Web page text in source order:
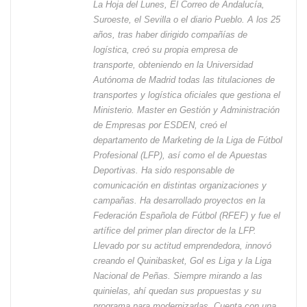
La Hoja del Lunes, El Correo de Andalucía,
Suroeste, el Sevilla o el diario Pueblo. A los 25
años, tras haber dirigido compañías de
logística, creó su propia empresa de
transporte, obteniendo en la Universidad
Autónoma de Madrid todas las titulaciones de
transportes y logística oficiales que gestiona el
Ministerio. Master en Gestión y Administración
de Empresas por ESDEN, creó el
departamento de Marketing de la Liga de Fútbol
Profesional (LFP), así como el de Apuestas
Deportivas. Ha sido responsable de
comunicación en distintas organizaciones y
campañas. Ha desarrollado proyectos en la
Federación Española de Fútbol (RFEF) y fue el
artífice del primer plan director de la LFP.
Llevado por su actitud emprendedora, innovó
creando el Quinibasket, Gol es Liga y la Liga
Nacional de Peñas. Siempre mirando a las
quinielas, ahí quedan sus propuestas y su